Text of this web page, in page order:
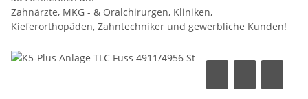
Zahnärzte, MKG - & Oralchirurgen, Kliniken,
Kieferorthopäden, Zahntechniker und gewerbliche Kunden!